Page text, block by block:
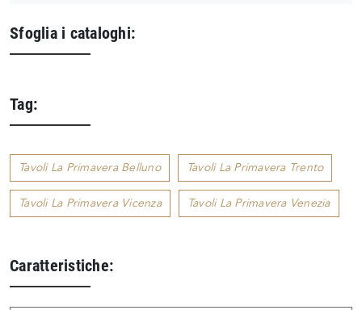
Sfoglia i cataloghi:
Tag:
Tavoli La Primavera Belluno Tavoli La Primavera Trento
Tavoli La Primavera Vicenza Tavoli La Primavera Venezia
Caratteristiche: